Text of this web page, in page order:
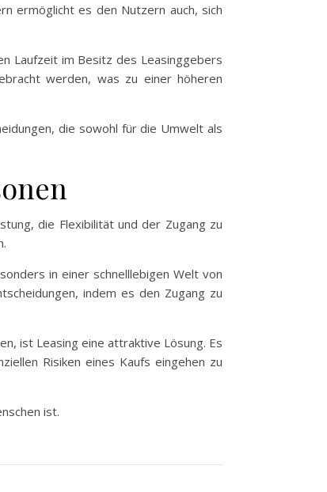
ermöglicht es den Nutzern auch, sich
Laufzeit im Besitz des Leasinggebers
werden, was zu einer höheren
die sowohl für die Umwelt als
die Flexibilität und der Zugang zu
in einer schnelllebigen Welt von
indem es den Zugang zu
ist Leasing eine attraktive Lösung. Es
Risiken eines Kaufs eingehen zu
ist.